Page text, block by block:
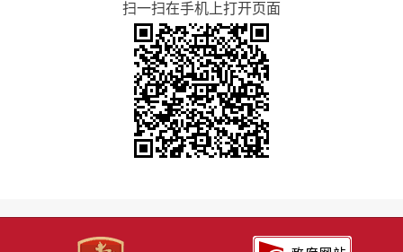
扫一扫在手机上打开页面